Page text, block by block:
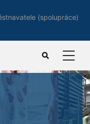
(spolupráce)